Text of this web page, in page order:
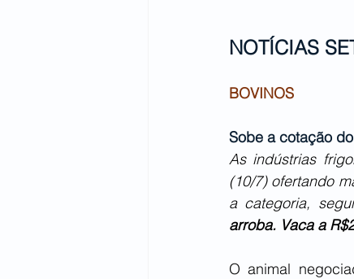
NOTÍCIAS
BOVINOS
Sobe a cotação
As indústrias
(10/7) ofertando
a categoria,
arroba. Vaca a
O animal